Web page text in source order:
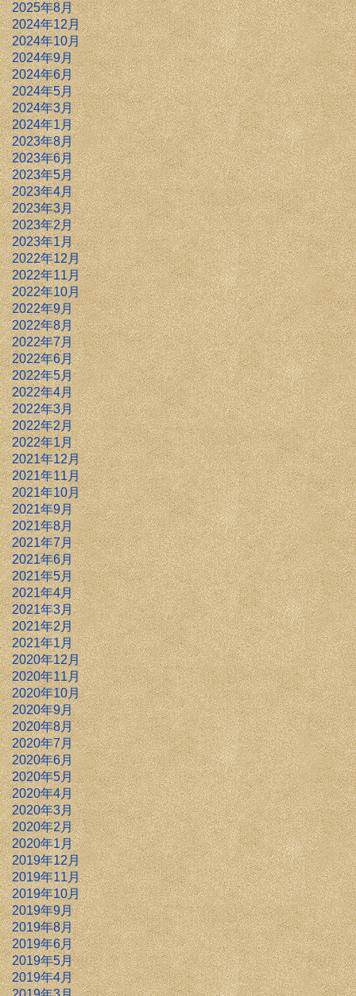
2025年8月
2024年12月
2024年10月
2024年9月
2024年6月
2024年5月
2024年3月
2024年1月
2023年8月
2023年6月
2023年5月
2023年4月
2023年3月
2023年2月
2023年1月
2022年12月
2022年11月
2022年10月
2022年9月
2022年8月
2022年7月
2022年6月
2022年5月
2022年4月
2022年3月
2022年2月
2022年1月
2021年12月
2021年11月
2021年10月
2021年9月
2021年8月
2021年7月
2021年6月
2021年5月
2021年4月
2021年3月
2021年2月
2021年1月
2020年12月
2020年11月
2020年10月
2020年9月
2020年8月
2020年7月
2020年6月
2020年5月
2020年4月
2020年3月
2020年2月
2020年1月
2019年12月
2019年11月
2019年10月
2019年9月
2019年8月
2019年6月
2019年5月
2019年4月